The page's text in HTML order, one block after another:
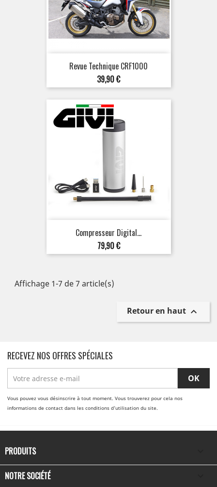
Revue Technique CRF1000
Prix
39,90 €
Compresseur Digital...
Prix
79,90 €
Affichage 1-7 de 7 article(s)
Retour en haut 
RECEVEZ NOS OFFRES SPÉCIALES
Vous pouvez vous désinscrire à tout moment. Vous trouverez pour cela nos
informations de contact dans les conditions d'utilisation du site.
PRODUITS
NOTRE SOCIÉTÉ